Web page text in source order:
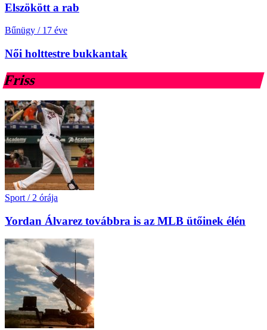
Elszökött a rab
Bűnügy / 17 éve
Női holttestre bukkantak
Friss
Sport / 2 órája
Yordan Álvarez továbbra is az MLB ütőinek élén